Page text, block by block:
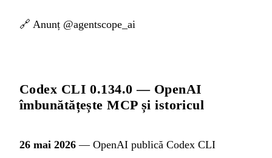
🔗 Anunț @agentscope_ai
Codex CLI 0.134.0 — OpenAI
îmbunătățește MCP și istoricul
26 mai 2026 — OpenAI publică Codex CLI